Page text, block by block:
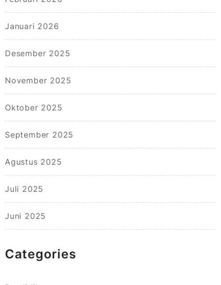
Januari 2026
Desember 2025
November 2025
Oktober 2025
September 2025
Agustus 2025
Juli 2025
Juni 2025
Categories